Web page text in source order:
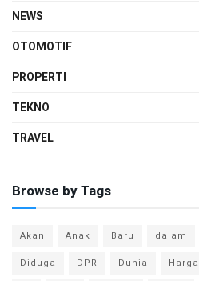
NEWS
OTOMOTIF
PROPERTI
TEKNO
TRAVEL
Browse by Tags
Akan Anak Baru dalam
Diduga
DPR Dunia Harga